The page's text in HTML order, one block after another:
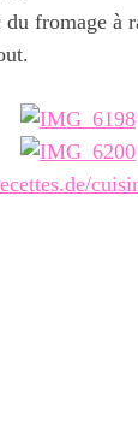
fromage à